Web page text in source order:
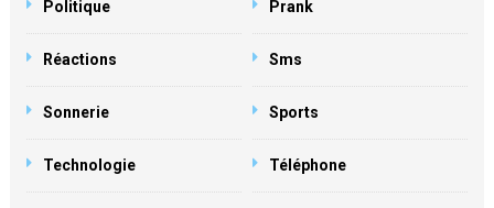
Politique Prank
Réactions Sms
Sonnerie Sports
Technologie Téléphone